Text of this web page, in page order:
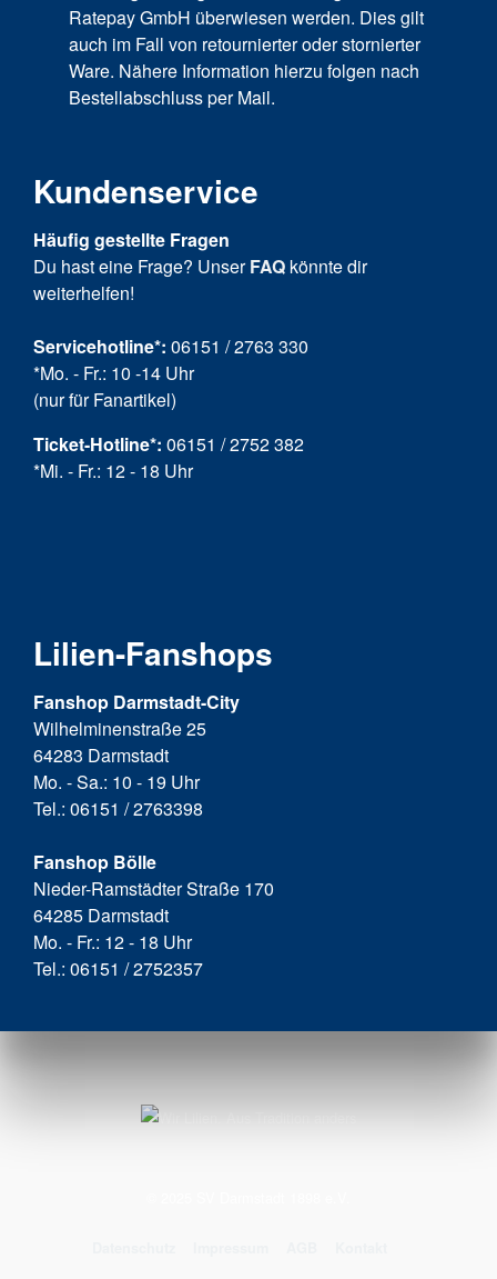
Ratepay GmbH überwiesen werden. Dies gilt
auch im Fall von retournierter oder stornierter
Ware. Nähere Information hierzu folgen nach
Bestellabschluss per Mail.
Kundenservice
Häufig gestellte Fragen
Du hast eine Frage? Unser FAQ könnte dir
weiterhelfen!
Servicehotline*: 06151 / 2763 330
*Mo. - Fr.: 10 -14 Uhr
(nur für Fanartikel)
Ticket-Hotline*: 06151 / 2752 382
*Mi. - Fr.: 12 - 18 Uhr
Lilien-Fanshops
Fanshop Darmstadt-City
Wilhelminenstraße 25
64283 Darmstadt
Mo. - Sa.: 10 - 19 Uhr
Tel.: 06151 / 2763398
Fanshop Bölle
Nieder-Ramstädter Straße 170
64285 Darmstadt
Mo. - Fr.: 12 - 18 Uhr
Tel.: 06151 / 2752357